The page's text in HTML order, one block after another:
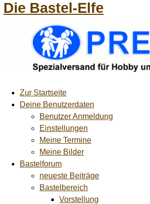
Die Bastel-Elfe
Zur Startseite
Deine Benutzerdaten
Benutzer Anmeldung
Einstellungen
Meine Termine
Meine Bilder
Bastelforum
neueste Beiträge
Bastelbereich
Vorstellung